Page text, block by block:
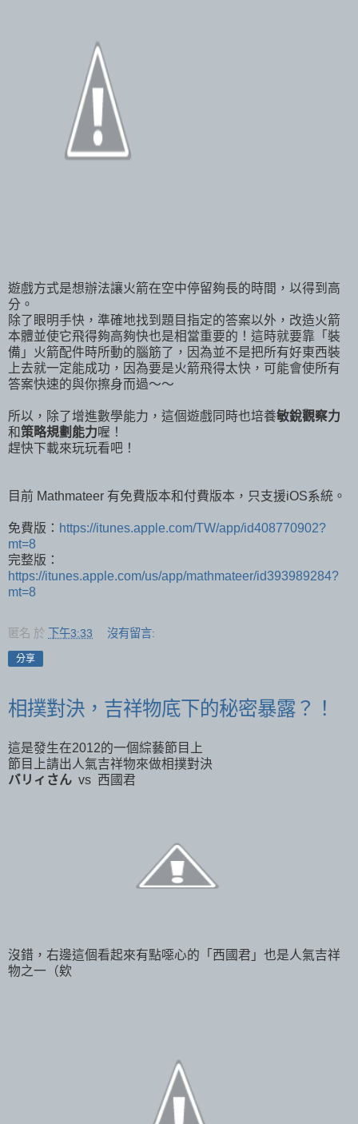
遊戲方式是想辦法讓火箭在空中停留夠長的時間，以得到高
分。
除了眼明手快，準確地找到題目指定的答案以外，改造火箭
本體並使它飛得夠高夠快也是相當重要的！這時就要靠「裝
備」火箭配件時所動的腦筋了，因為並不是把所有好東西裝
上去就一定能成功，因為要是火箭飛得太快，可能會使所有
答案快速的與你擦身而過～～
所以，除了增進數學能力，這個遊戲同時也培養敏銳觀察力
和策略規劃能力喔！
趕快下載來玩玩看吧！
目前 Mathmateer 有免費版本和付費版本，只支援iOS系統。
免費版： https://itunes.apple.com/TW/app/id408770902?
mt=8
完整版：
https://itunes.apple.com/us/app/mathmateer/id393989284?
mt=8
匿名 於 下午3:33 沒有留言:
分享
相撲對決，吉祥物底下的秘密暴露？！
這是發生在2012的一個綜藝節目上
節目上請出人氣吉祥物來做相撲對決
バリィさん vs 西國君
沒錯，右邊這個看起來有點噁心的「西國君」也是人氣吉祥
物之一（欸